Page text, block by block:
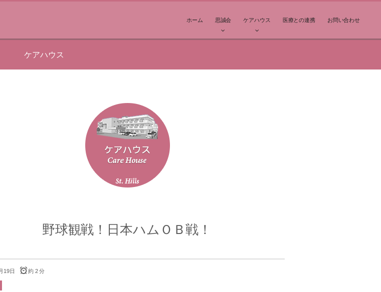
ホーム 思誠会 ケアハウス 医療との連携 お問い合わせ
ケアハウス
野球観戦！日本ハムＯＢ戦！
19日 約 2 分